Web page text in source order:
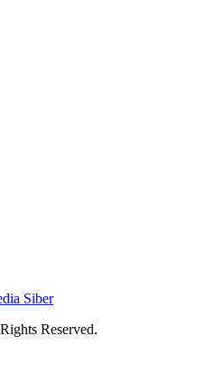
Siber
Reserved.